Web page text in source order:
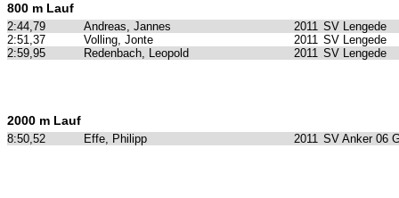
800 m Lauf
2:44,79 Andreas, Jannes 2011 SV Lengede
2:51,37
Volling, Jonte 2011 SV Lengede
2:59,95
Redenbach, Leopold 2011 SV Lengede
2000 m Lauf
8:50,52 Effe, Philipp 2011 SV Anker 06